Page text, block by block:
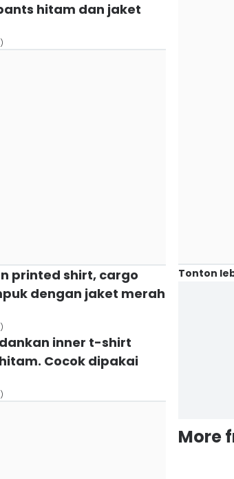
hitam dan jaket
printed shirt, cargo
dengan jaket merah
inner t-shirt
Cocok dipakai
Tonton
More